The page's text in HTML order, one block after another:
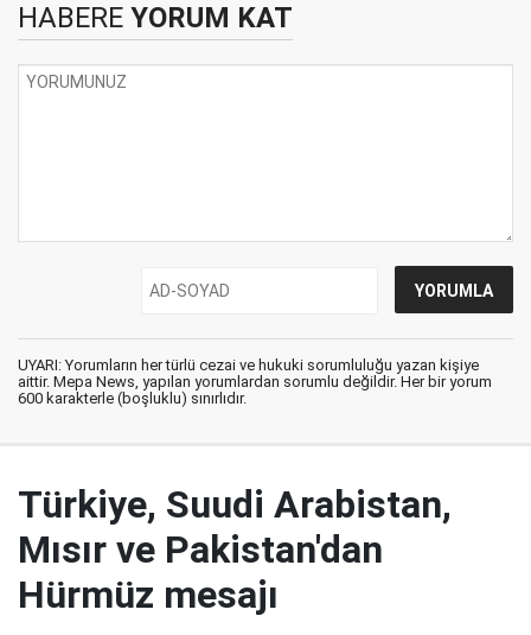
HABERE YORUM KAT
UYARI: Yorumların her türlü cezai ve hukuki sorumluluğu yazan kişiye
aittir. Mepa News, yapılan yorumlardan sorumlu değildir. Her bir yorum
600 karakterle (boşluklu) sınırlıdır.
Türkiye, Suudi Arabistan,
Mısır ve Pakistan'dan
Hürmüz mesajı